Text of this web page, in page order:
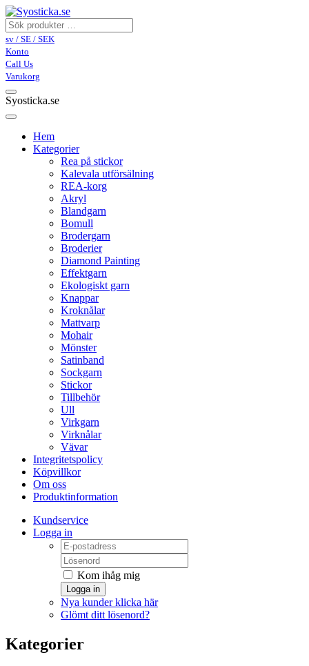
sv / SE / SEK
Konto
Call Us
Varukorg
Syosticka.se
Hem
Kategorier
Rea på stickor
Kalevala utförsälning
REA-korg
Akryl
Blandgarn
Bomull
Brodergarn
Broderier
Diamond Painting
Effektgarn
Ekologiskt garn
Knappar
Kroknålar
Mattvarp
Mohair
Mönster
Satinband
Sockgarn
Stickor
Tillbehör
Ull
Virkgarn
Virknålar
Vävar
Integritetspolicy
Köpvillkor
Om oss
Produktinformation
Kundservice
Logga in
Kom ihåg mig
Logga in
Nya kunder klicka här
Glömt ditt lösenord?
Kategorier